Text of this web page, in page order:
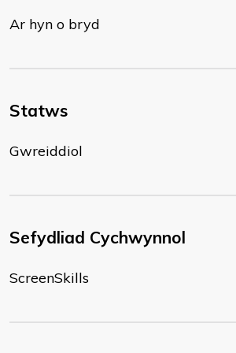
Ar hyn o bryd
Statws
Gwreiddiol
Sefydliad Cychwynnol
ScreenSkills